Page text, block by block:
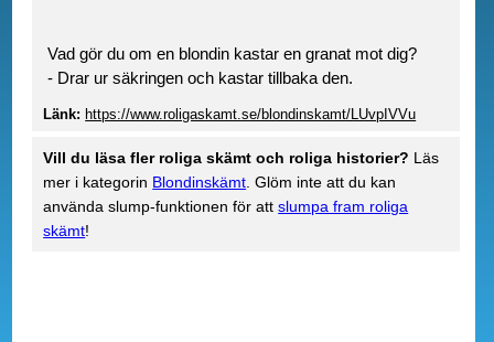
Vad gör du om en blondin kastar en granat mot dig?
- Drar ur säkringen och kastar tillbaka den.
Länk: https://www.roligaskamt.se/blondinskamt/LUvpIVVu
Vill du läsa fler roliga skämt och roliga historier? Läs
mer i kategorin Blondinskämt . Glöm inte att du kan
använda slump-funktionen för attslumpa fram roliga
skämt!